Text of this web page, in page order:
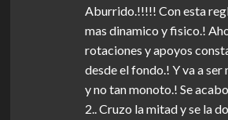
Aburrido.!!!!! Con esta
mas dinamico y fisico.!
rotaciones y apoyos
desde el fondo.! Y va a
y no tan monoto.! Se
2.. Cruzo la mitad y se la